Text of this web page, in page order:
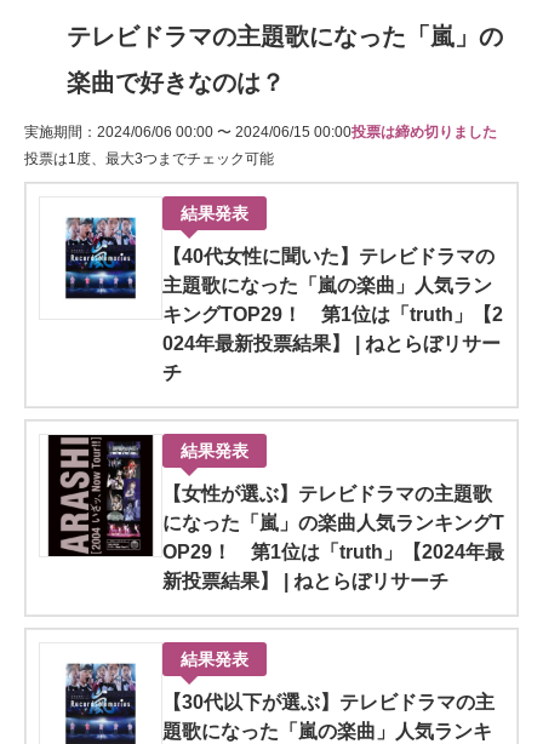
テレビドラマの主題歌になった「嵐」の
楽曲で好きなのは？
実施期間：2024/06/06 00:00 〜 2024/06/15 00:00
投票は1度、最大3つまでチェック可能
投票は締め切りました
結果発表
【40代女性に聞いた】テレビドラマの
主題歌になった「嵐の楽曲」人気ラン
キングTOP29！ 第1位は「truth」【2
024年最新投票結果】 | ねとらぼリサー
チ
結果発表
【女性が選ぶ】テレビドラマの主題歌
になった「嵐」の楽曲人気ランキングT
OP29！ 第1位は「truth」【2024年最
新投票結果】 | ねとらぼリサーチ
結果発表
【30代以下が選ぶ】テレビドラマの主
題歌になった「嵐の楽曲」人気ランキ